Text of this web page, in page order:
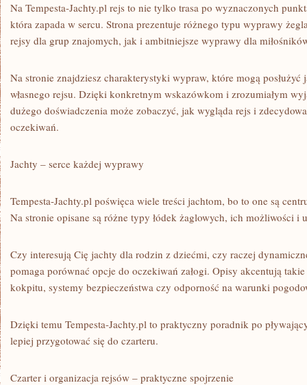
Na Tempesta-Jachty.pl rejs to nie tylko trasa po wyznaczonych
która zapada w sercu. Strona prezentuje różnego typu wyprawy
rejsy dla grup znajomych, jak i ambitniejsze wyprawy dla
Na stronie znajdziesz charakterystyki wypraw, które mogą
własnego rejsu. Dzięki konkretnym wskazówkom i zrozumiałym
dużego doświadczenia może zobaczyć, jak wygląda rejs i
oczekiwań.
Jachty – serce każdej wyprawy
Tempesta-Jachty.pl poświęca wiele treści jachtom, bo to one są
Na stronie opisane są różne typy łódek żaglowych, ich możliwości i
Czy interesują Cię jachty dla rodzin z dziećmi, czy raczej
pomaga porównać opcje do oczekiwań załogi. Opisy akcentują
kokpitu, systemy bezpieczeństwa czy odporność na warunki
Dzięki temu Tempesta-Jachty.pl to praktyczny poradnik po
lepiej przygotować się do czarteru.
Czarter i organizacja rejsów – praktyczne spojrzenie